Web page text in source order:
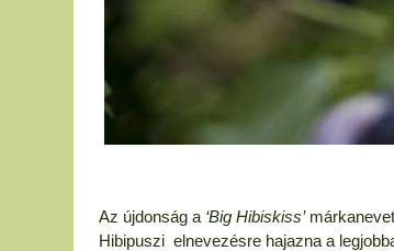
Az újdonság a ‘Big Hibiskiss’márkanevet
Hibipuszi elnevezésre hajazna a